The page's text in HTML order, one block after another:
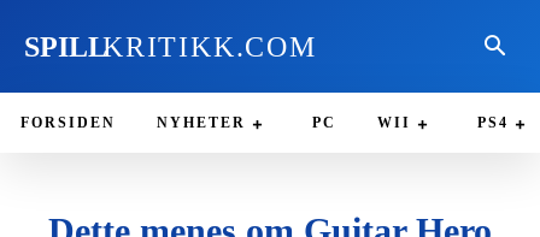
SPILLKRITIKK.COM
FORSIDEN NYHETER PC WII PS4